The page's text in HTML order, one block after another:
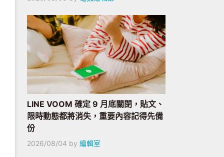
LINE VOOM 確定 9 月底關閉，貼文、
限時動態都將消失，重要內容記得先備
份
2026/08/04 by 編輯室